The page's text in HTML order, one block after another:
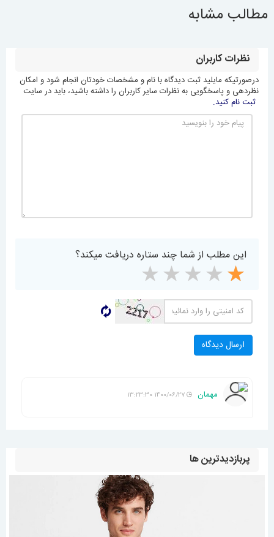
مطالب مشابه
نظرات کاربران
درصورتیکه مایلید ثبت دیدگاه با نام و مشخصات خودتان انجام شود و امکان
نظردهی و پاسخگویی به نظرات سایر کاربران را داشته باشید، باید در سایت
ثبت نام کنید.
این مطلب از شما چند ستاره دریافت میکند؟
مهمان
پربازدیدترین ها